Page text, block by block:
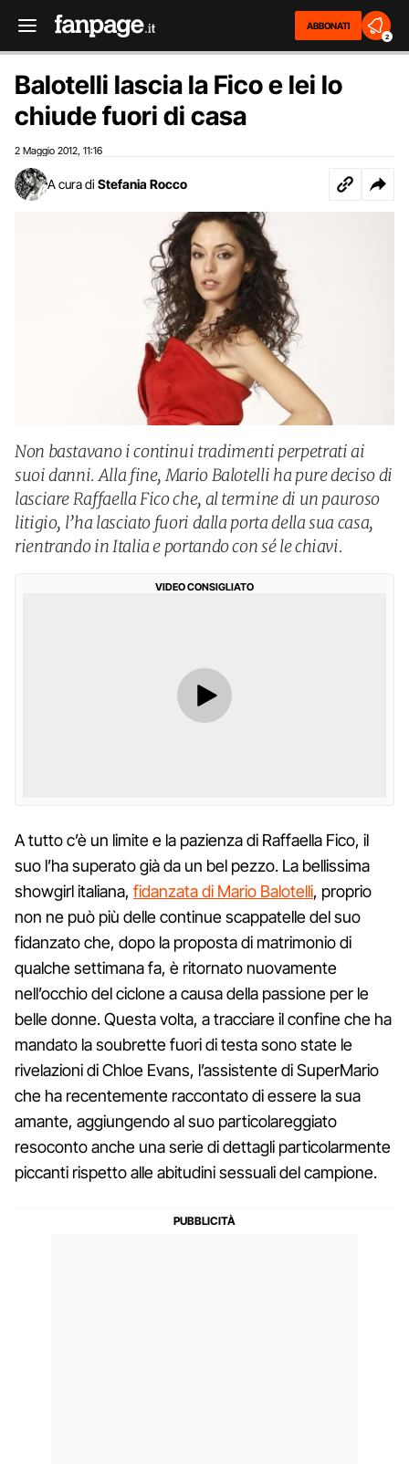
ABBONATI
2
Balotelli lascia la Fico e lei lo
chiude fuori di casa
2 Maggio 2012 11:16
A cura di Stefania Rocco
Non bastavano i continui tradimenti perpetrati ai
suoi danni. Alla fine, Mario Balotelli ha pure deciso di
lasciare Raffaella Fico che, al termine di un pauroso
litigio, l’ha lasciato fuori dalla porta della sua casa,
rientrando in Italia e portando con sé le chiavi.
VIDEO CONSIGLIATO
A tutto c’è un limite e la pazienza di Raffaella Fico, il
suo l’ha superato già da un bel pezzo. La bellissima
showgirl italiana, fidanzata di Mario Balotelli, proprio
non ne può più delle continue scappatelle del suo
fidanzato che, dopo la proposta di matrimonio di
qualche settimana fa, è ritornato nuovamente
nell’occhio del ciclone a causa della passione per le
belle donne. Questa volta, a tracciare il confine che ha
mandato la soubrette fuori di testa sono state le
rivelazioni di Chloe Evans, l’assistente di SuperMario
che ha recentemente raccontato di essere la sua
amante, aggiungendo al suo particolareggiato
resoconto anche una serie di dettagli particolarmente
piccanti rispetto alle abitudini sessuali del campione.